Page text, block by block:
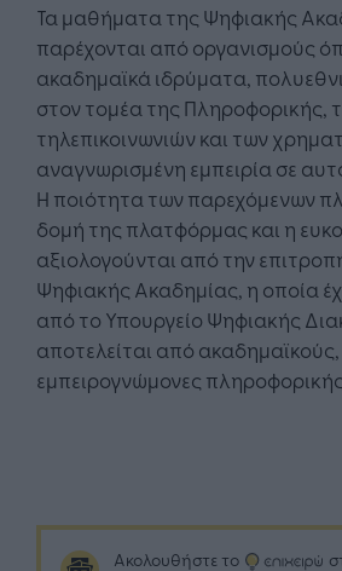
Τα μαθήματα της Ψηφιακής
παρέχονται από οργανισμούς
ακαδημαϊκά ιδρύματα,
στον τομέα της Πληροφορικής,
τηλεπικοινωνιών και των
αναγνωρισμένη εμπειρία σε
Η ποιότητα των παρεχόμενων
δομή της πλατφόρμας και η
αξιολογούνται από την
Ψηφιακής Ακαδημίας, η οποία
από το Υπουργείο Ψηφιακής
αποτελείται από ακαδημαϊκούς,
εμπειρογνώμονες
Ακολουθήστε το